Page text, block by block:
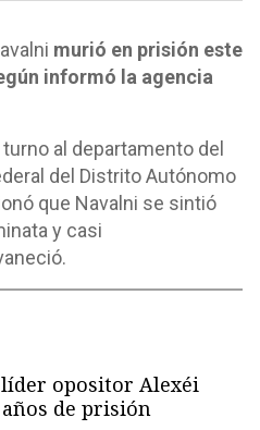
murió en prisión este
informó la agencia
al departamento del
del Distrito Autónomo
que Navalni se sintió
y casi
opositor Alexéi
de prisión